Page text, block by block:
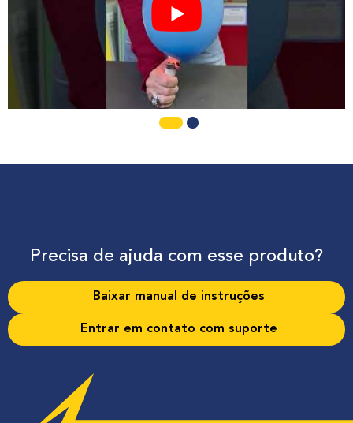
Precisa de ajuda com esse produto?
Baixar manual de instruções
Entrar em contato com suporte